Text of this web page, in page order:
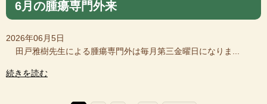
6月の腫瘍専門外来
2026年06月5日
田戸雅樹先生による腫瘍専門外は毎月第三金曜日になりま...
続きを読む